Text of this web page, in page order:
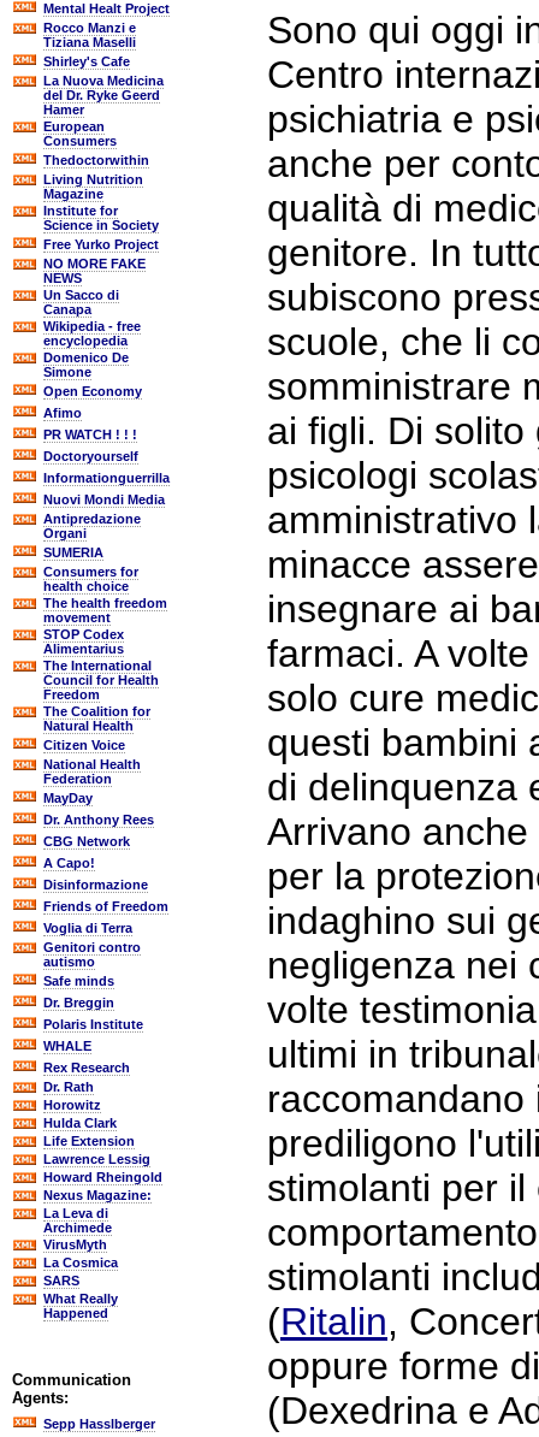
Mental Healt Project
Rocco Manzi e
Tiziana Maselli
Shirley's Cafe
La Nuova Medicina
del Dr. Ryke Geerd
Hamer
European
Consumers
Thedoctorwithin
Living Nutrition
Magazine
Institute for
Science in Society
Free Yurko Project
NO MORE FAKE
NEWS
Un Sacco di
Canapa
Wikipedia - free
encyclopedia
Domenico De
Simone
Open Economy
Afimo
PR WATCH ! ! !
Doctoryourself
Informationguerrilla
Nuovi Mondi Media
Antipredazione
Organi
SUMERIA
Consumers for
health choice
The health freedom
movement
STOP Codex
Alimentarius
The International
Council for Health
Freedom
The Coalition for
Natural Health
Citizen Voice
National Health
Federation
MayDay
Dr. Anthony Rees
CBG Network
A Capo!
Disinformazione
Friends of Freedom
Voglia di Terra
Genitori contro
autismo
Safe minds
Dr. Breggin
Polaris Institute
WHALE
Rex Research
Dr. Rath
Horowitz
Hulda Clark
Life Extension
Lawrence Lessig
Howard Rheingold
Nexus Magazine:
La Leva di
Archimede
VirusMyth
La Cosmica
SARS
What Really
Happened
Communication
Agents:
Sepp Hasslberger
Sono qui oggi
Centro
psichiatria e
anche per
qualità di
genitore. In
subiscono
scuole, che li
somministrare
ai figli. Di
psicologi
amministrativo
minacce
insegnare ai
farmaci. A
solo cure
questi bambini
di delinquenza
Arrivano
per la
indaghino sui
negligenza nei
volte
ultimi in
raccomandano
prediligono
stimolanti per
stimolanti
(Ritalin,
oppure forme
(Dexedrina e